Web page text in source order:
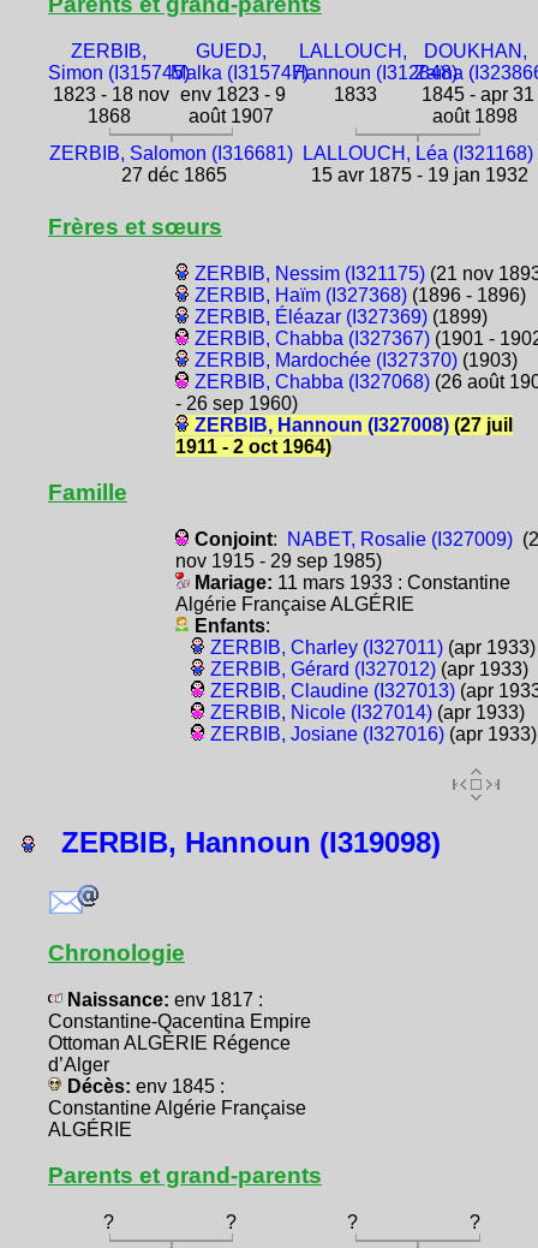
ZERBIB,
Simon (I315745)
1823 - 18 nov
1868
GUEDJ,
Malka (I315747)
env 1823 - 9
août 1907
LALLOUCH,
Hannoun (I312848)
1833
DOUKHAN,
Zaïna
1845 - apr 31
août 1898
ZERBIB, Salomon (I316681)
27 déc 1865
LALLOUCH, Léa (I321168)
15 avr 1875 - 19 jan 1932
Frères et sœurs
ZERBIB, Nessim (I321175)(21 nov
ZERBIB, Haïm (I327368)(1896 - 1896)
ZERBIB, Éléazar (I327369)(1899)
ZERBIB, Chabba (I327367)(1901 -
ZERBIB, Mardochée (I327370)(1903)
ZERBIB, Chabba (I327068)(26 août
- 26 sep 1960)
ZERBIB, Hannoun (I327008)(27 juil
1911 - 2 oct 1964)
Famille
Conjoint: NABET, Rosalie (I327009)
nov 1915 - 29 sep 1985)
Mariage: 11 mars 1933 : Constantine
Algérie Française ALGÉRIE
Enfants:
ZERBIB, Charley (I327011)(apr 1933)
ZERBIB, Gérard (I327012)(apr 1933)
ZERBIB, Claudine (I327013)(apr
ZERBIB, Nicole (I327014)(apr 1933)
ZERBIB, Josiane (I327016)(apr 1933)
ZERBIB, Hannoun (I319098)
Chronologie
Naissance: env 1817 :
Constantine-Qacentina Empire
Ottoman ALGÉRIE Régence
d’Alger
Décès: env 1845 :
Constantine Algérie Française
ALGÉRIE
Parents et grand-parents
? ? ?
?